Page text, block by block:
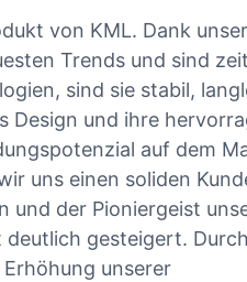
von KML. Dank
Trends und sind
sind sie stabil,
Design und ihre
auf dem
uns einen soliden
und der Pioniergeist
gesteigert.
unserer